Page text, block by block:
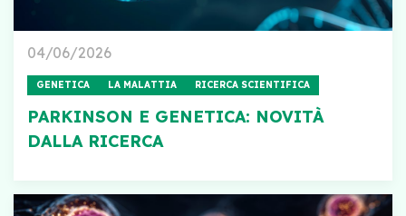
04/06/2026
GENETICA LA MALATTIA RICERCA SCIENTIFICA
PARKINSON E GENETICA: NOVITÀ
DALLA RICERCA